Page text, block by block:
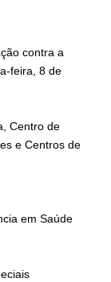
contra a
feira, 8 de
Centro de
e Centros de
em Saúde